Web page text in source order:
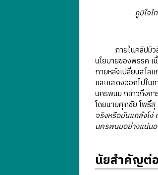
ภูมิใจไ
ภายในคลิปมิวสิค
นโยบายของพรรค
ภายหลังเปลี่ยนสโล
และแสดงออกไปใน
นครพนม กล่าวถึงก
โดยนายศุภชัย โพธิ์
จริงหรือมันแกล้งโ
นครพนมอย่างแน่น
นัยสำคัญต่อ